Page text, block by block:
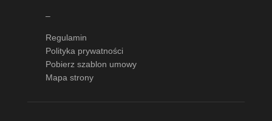
–
Regulamin
Polityka prywatności
Pobierz szablon umowy
Mapa strony